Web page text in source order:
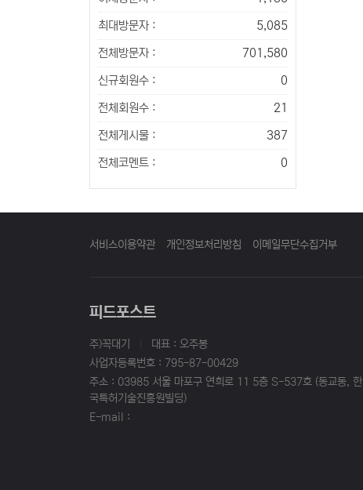
최대방문자 : 5,085
전체방문자 : 701,580
신규회원수 : 0
전체회원수 : 21
전체게시물 : 387
전체코멘트 : 0
서비스이용약관 개인정보처리방침 이메일무단수집거부
피드포스트
주)꼭대기
대표 : 오주봉
사업자등록번호 : 795-87-00429
주소 : 03985 서울 마포구 연희로 11 5층 S-537호 (동교동, 한
국특허기술진흥원빌딩)
E-mail :